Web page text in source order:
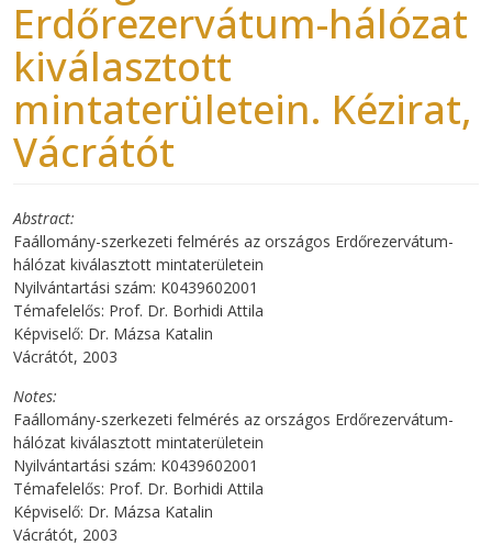
Erdőrezervátum-hálózat
kiválasztott
mintaterületein. Kézirat,
Vácrátót
Abstract
Faállomány-szerkezeti felmérés az országos Erdőrezervátum-
hálózat kiválasztott mintaterületein
Nyilvántartási szám: K0439602001
Témafelelős: Prof. Dr. Borhidi Attila
Képviselő: Dr. Mázsa Katalin
Vácrátót, 2003
Notes
Faállomány-szerkezeti felmérés az országos Erdőrezervátum-
hálózat kiválasztott mintaterületein
Nyilvántartási szám: K0439602001
Témafelelős: Prof. Dr. Borhidi Attila
Képviselő: Dr. Mázsa Katalin
Vácrátót, 2003